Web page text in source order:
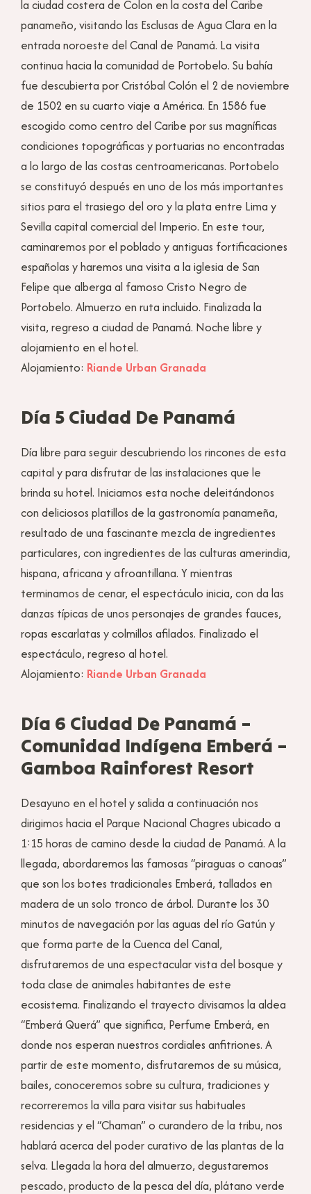
la ciudad costera de Colon en la costa del Caribe
panameño, visitando las Esclusas de Agua Clara en la
entrada noroeste del Canal de Panamá. La visita
continua hacia la comunidad de Portobelo. Su bahía
fue descubierta por Cristóbal Colón el 2 de noviembre
de 1502 en su cuarto viaje a América. En 1586 fue
escogido como centro del Caribe por sus magníficas
condiciones topográficas y portuarias no encontradas
a lo largo de las costas centroamericanas. Portobelo
se constituyó después en uno de los más importantes
sitios para el trasiego del oro y la plata entre Lima y
Sevilla capital comercial del Imperio. En este tour,
caminaremos por el poblado y antiguas fortificaciones
españolas y haremos una visita a la iglesia de San
Felipe que alberga al famoso Cristo Negro de
Portobelo. Almuerzo en ruta incluido. Finalizada la
visita, regreso a ciudad de Panamá. Noche libre y
alojamiento en el hotel.
Alojamiento: Riande Urban Granada
Día 5 Ciudad De Panamá
Día libre para seguir descubriendo los rincones de esta
capital y para disfrutar de las instalaciones que le
brinda su hotel. Iniciamos esta noche deleitándonos
con deliciosos platillos de la gastronomía panameña,
resultado de una fascinante mezcla de ingredientes
particulares, con ingredientes de las culturas amerindia,
hispana, africana y afroantillana. Y mientras
terminamos de cenar, el espectáculo inicia, con da las
danzas típicas de unos personajes de grandes fauces,
ropas escarlatas y colmillos afilados. Finalizado el
espectáculo, regreso al hotel.
Alojamiento: Riande Urban Granada
Día 6 Ciudad De Panamá –
Comunidad Indígena Emberá –
Gamboa Rainforest Resort
Desayuno en el hotel y salida a continuación nos
dirigimos hacia el Parque Nacional Chagres ubicado a
1:15 horas de camino desde la ciudad de Panamá. A la
llegada, abordaremos las famosas “piraguas o canoas”
que son los botes tradicionales Emberá, tallados en
madera de un solo tronco de árbol. Durante los 30
minutos de navegación por las aguas del río Gatún y
que forma parte de la Cuenca del Canal,
disfrutaremos de una espectacular vista del bosque y
toda clase de animales habitantes de este
ecosistema. Finalizando el trayecto divisamos la aldea
“Emberá Querá” que significa, Perfume Emberá, en
donde nos esperan nuestros cordiales anfitriones. A
partir de este momento, disfrutaremos de su música,
bailes, conoceremos sobre su cultura, tradiciones y
recorreremos la villa para visitar sus habituales
residencias y el “Chaman” o curandero de la tribu, nos
hablará acerca del poder curativo de las plantas de la
selva. Llegada la hora del almuerzo, degustaremos
pescado, producto de la pesca del día, plátano verde